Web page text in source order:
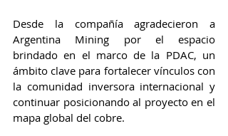
Desde la compañía agradecieron a
Argentina Mining por el espacio
brindado en el marco de la PDAC, un
ámbito clave para fortalecer vínculos con
la comunidad inversora internacional y
continuar posicionando al proyecto en el
mapa global del cobre.